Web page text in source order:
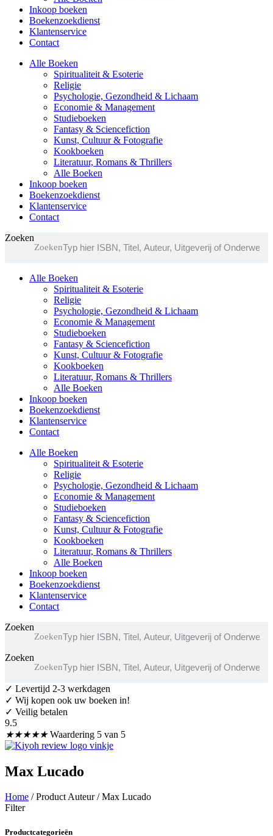
Inkoop boeken
Boekenzoekdienst
Klantenservice
Contact
Alle Boeken
Spiritualiteit & Esoterie
Religie
Psychologie, Gezondheid & Lichaam
Economie & Management
Studieboeken
Fantasy & Sciencefiction
Kunst, Cultuur & Fotografie
Kookboeken
Literatuur, Romans & Thrillers
Alle Boeken
Inkoop boeken
Boekenzoekdienst
Klantenservice
Contact
Zoeken
Zoeken
Alle Boeken
Spiritualiteit & Esoterie
Religie
Psychologie, Gezondheid & Lichaam
Economie & Management
Studieboeken
Fantasy & Sciencefiction
Kunst, Cultuur & Fotografie
Kookboeken
Literatuur, Romans & Thrillers
Alle Boeken
Inkoop boeken
Boekenzoekdienst
Klantenservice
Contact
Alle Boeken
Spiritualiteit & Esoterie
Religie
Psychologie, Gezondheid & Lichaam
Economie & Management
Studieboeken
Fantasy & Sciencefiction
Kunst, Cultuur & Fotografie
Kookboeken
Literatuur, Romans & Thrillers
Alle Boeken
Inkoop boeken
Boekenzoekdienst
Klantenservice
Contact
Zoeken
Zoeken
Zoeken
Zoeken
✓ Levertijd 2-3 werkdagen
✓ Wij kopen ook uw boeken in!
✓ Veilig betalen
9.5
★★★★★ Waardering 5 van 5
Max Lucado
Home / Product Auteur / Max Lucado
Filter
Productcategorieën